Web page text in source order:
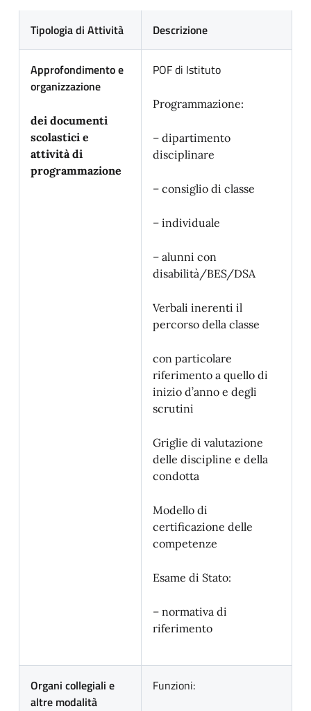
Tipologia di Attività Descrizione
Approfondimento e
organizzazione
dei documenti
scolastici e
attività di
programmazione
POF di Istituto
Programmazione:
– dipartimento
disciplinare
– consiglio di classe
– individuale
– alunni con
disabilità/BES/DSA
Verbali inerenti il
percorso della classe
con particolare
riferimento a quello di
inizio d’anno e degli
scrutini
Griglie di valutazione
delle discipline e della
condotta
Modello di
certificazione delle
competenze
Esame di Stato:
– normativa di
riferimento
Organi collegiali e
altre modalità
Funzioni: